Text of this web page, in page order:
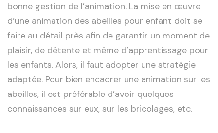
bonne gestion de l’animation. La mise en œuvre
d’une animation des abeilles pour enfant doit se
faire au détail près afin de garantir un moment de
plaisir, de détente et même d’apprentissage pour
les enfants. Alors, il faut adopter une stratégie
adaptée. Pour bien encadrer une animation sur les
abeilles, il est préférable d’avoir quelques
connaissances sur eux, sur les bricolages, etc.